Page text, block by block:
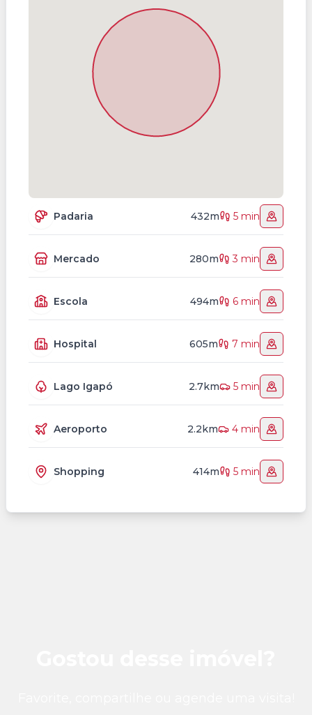
Padaria 432m 5 min
Mercado 280m 3 min
Escola 494m 6 min
Hospital 605m 7 min
Lago Igapó 2.7km 5 min
Aeroporto 2.2km 4 min
Shopping 414m 5 min